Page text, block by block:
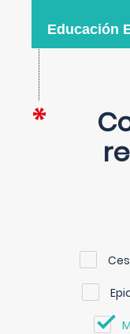
Educación